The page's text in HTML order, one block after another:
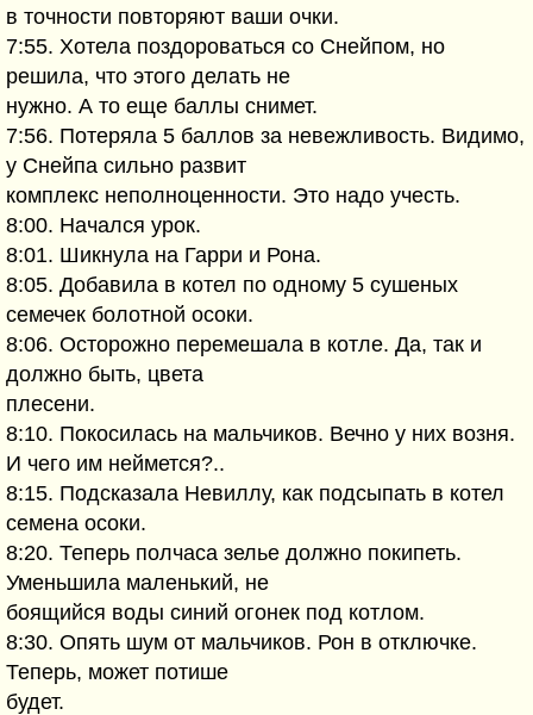
в точности повторяют ваши очки.
7:55. Хотела поздороваться со Снейпом, но
решила, что этого делать не
нужно. А то еще баллы снимет.
7:56. Потеряла 5 баллов за невежливость. Видимо,
у Снейпа сильно развит
комплекс неполноценности. Это надо учесть.
8:00. Начался урок.
8:01. Шикнула на Гарри и Рона.
8:05. Добавила в котел по одному 5 сушеных
семечек болотной осоки.
8:06. Осторожно перемешала в котле. Да, так и
должно быть, цвета
плесени.
8:10. Покосилась на мальчиков. Вечно у них возня.
И чего им неймется?..
8:15. Подсказала Невиллу, как подсыпать в котел
семена осоки.
8:20. Теперь полчаса зелье должно покипеть.
Уменьшила маленький, не
боящийся воды синий огонек под котлом.
8:30. Опять шум от мальчиков. Рон в отключке.
Теперь, может потише
будет.